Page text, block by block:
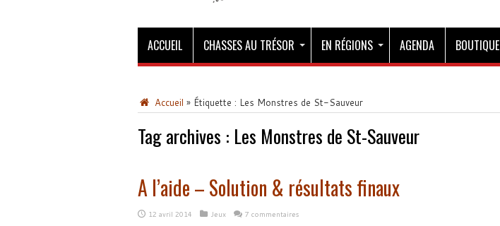
ACCUEIL CHASSES AU TRÉSOR EN RÉGIONS AGENDA BOUTIQUE
Accueil » Étiquette : Les Monstres de St-Sauveur
Tag archives : Les Monstres de St-Sauveur
A l’aide – Solution & résultats finaux
12 avril 2014 Jeux 7 commentaires